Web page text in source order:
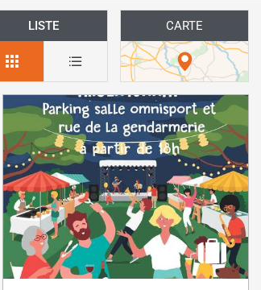
LISTE CARTE